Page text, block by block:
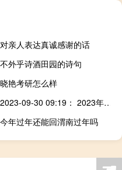
对亲人表达真诚感谢的话
不外乎诗酒田园的诗句
晓艳考研怎么样
2023-09-30 09:19： 2023年9月30日9时14分，G25长深高速南京段由杭州往连云港方向2095K过东庐山服务区1公里附近事故处理结束，交通恢复通行。 ​​​
今年过年还能回渭南过年吗